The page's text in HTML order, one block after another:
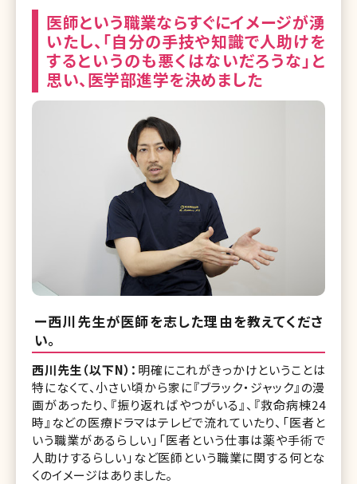
医師という職業ならすぐにイメージが湧
いたし、「自分の手技や知識で人助けを
するというのも悪くはないだろうな」と
思い、医学部進学を決めました
ー西川先生が医師を志した理由を教えてくださ
い。
西川先生（以下N）： 明確にこれがきっかけということは
特になくて、小さい頃から家に『ブラック・ジャック』の漫
画があったり、『振り返ればやつがいる』、『救命病棟24
時』などの医療ドラマはテレビで流れていたり、「医者と
いう職業があるらしい」「医者という仕事は薬や手術で
人助けするらしい」など医師という職業に関する何とな
くのイメージはありました。